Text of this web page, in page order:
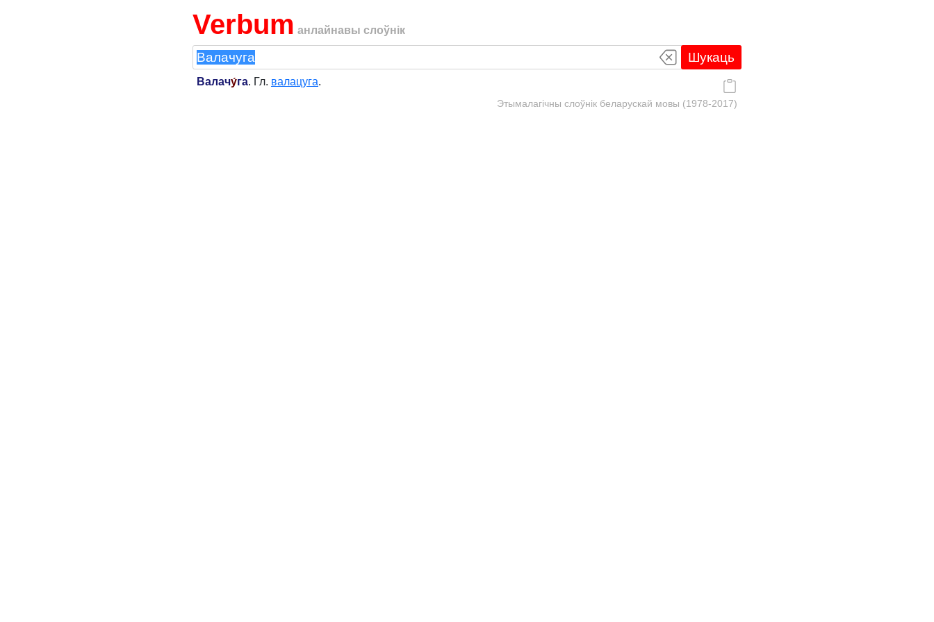
Verbum анлайнавы слоўнік
Шукаць
Валачу́га. Гл. валацуга.
Этымалагічны слоўнік беларускай мовы (1978-2017)